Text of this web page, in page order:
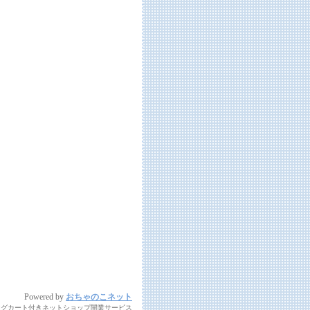
Powered by おちゃのこネット
カート付きネットショップ開業サービス